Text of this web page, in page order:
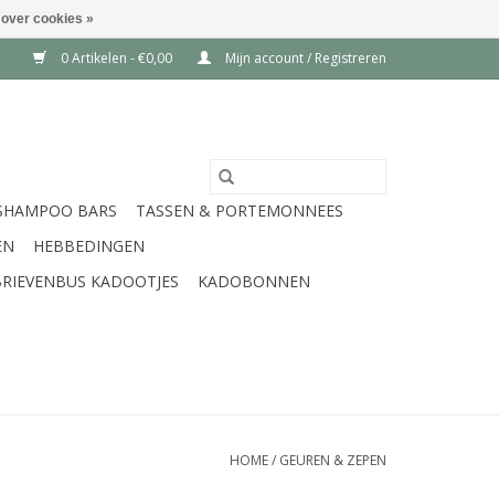
0 Artikelen - €0,00 Mijn account / Registreren
BARS
TASSEN & PORTEMONNEES
HEBBEDINGEN
KADOOTJES
KADOBONNEN
HOME/ GEUREN & ZEPEN
over cookies »